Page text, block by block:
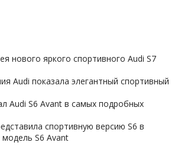
нового яркого спортивного Audi S7
Audi показала элегантный спортивный
Audi S6 Avant в самых подробных
спортивную версию S6 в
S6 Avant